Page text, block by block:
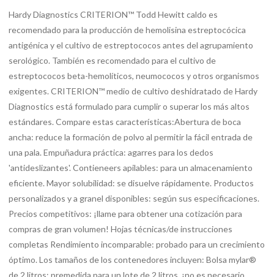
Hardy Diagnostics CRITERION™ Todd Hewitt caldo es
recomendado para la producción de hemolisina estreptocócica
antigénica y el cultivo de estreptococos antes del agrupamiento
serológico. También es recomendado para el cultivo de
estreptococos beta-hemolíticos, neumococos y otros organismos
exigentes. CRITERION™ medio de cultivo deshidratado de Hardy
Diagnostics está formulado para cumplir o superar los más altos
estándares. Compare estas características:Abertura de boca
ancha: reduce la formación de polvo al permitir la fácil entrada de
una pala. Empuñadura práctica: agarres para los dedos
'antideslizantes'. Contieneers apilables: para un almacenamiento
eficiente. Mayor solubilidad: se disuelve rápidamente. Productos
personalizados y a granel disponibles: según sus especificaciones.
Precios competitivos: ¡llame para obtener una cotización para
compras de gran volumen! Hojas técnicas/de instrucciones
completas Rendimiento incomparable: probado para un crecimiento
óptimo. Los tamaños de los contenedores incluyen: Bolsa mylar®
de 2 litros: premedida para un lote de 2 litros, ¡no es necesario